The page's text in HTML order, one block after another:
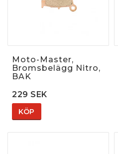
Moto-Master,
Bromsbelägg Nitro,
BAK
229 SEK
KÖP